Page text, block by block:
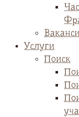
Услуги
Поиск